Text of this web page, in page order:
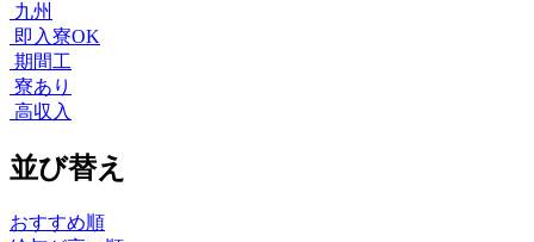
九州
即入寮OK
期間工
寮あり
高収入
並び替え
おすすめ順